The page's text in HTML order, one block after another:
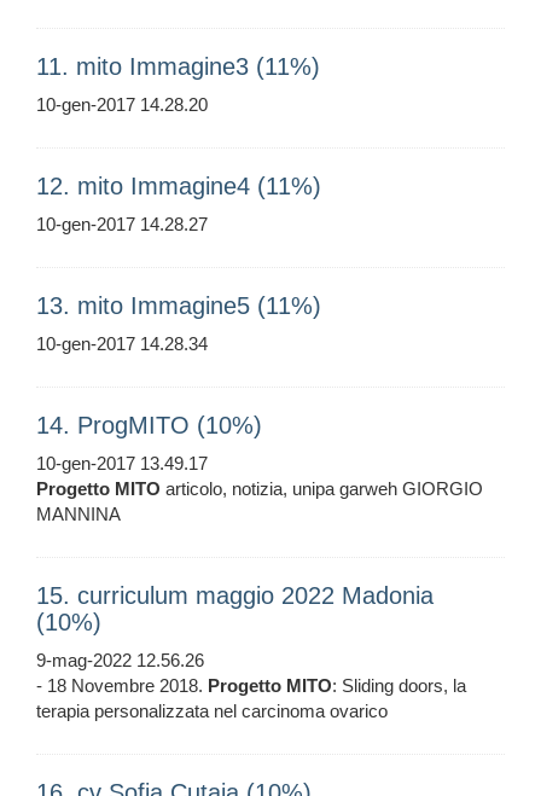
11. mito Immagine3 (11%)
10-gen-2017 14.28.20
12. mito Immagine4 (11%)
10-gen-2017 14.28.27
13. mito Immagine5 (11%)
10-gen-2017 14.28.34
14. ProgMITO (10%)
10-gen-2017 13.49.17
Progetto MITO articolo, notizia, unipa garweh GIORGIO
MANNINA
15. curriculum maggio 2022 Madonia
(10%)
9-mag-2022 12.56.26
- 18 Novembre 2018. Progetto MITO: Sliding doors, la
terapia personalizzata nel carcinoma ovarico